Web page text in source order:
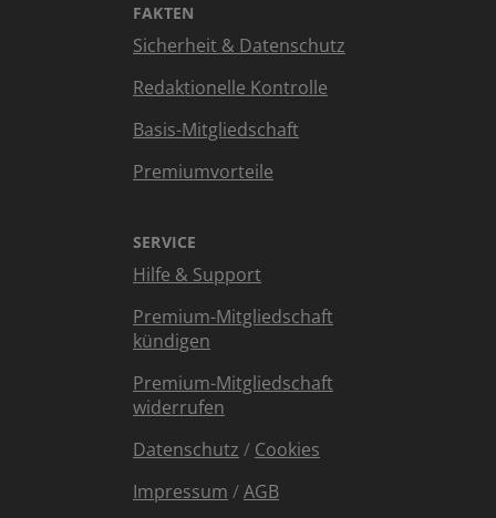
FAKTEN
Sicherheit & Datenschutz
Redaktionelle Kontrolle
Basis-Mitgliedschaft
Premiumvorteile
SERVICE
Hilfe & Support
Premium-Mitgliedschaft
kündigen
Premium-Mitgliedschaft
widerrufen
Datenschutz / Cookies
Impressum /AGB